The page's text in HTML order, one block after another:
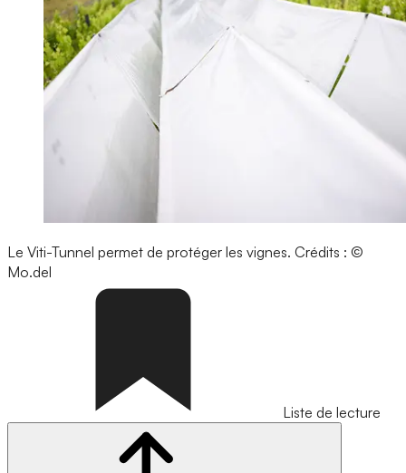
Le Viti-Tunnel permet de protéger les vignes. Crédits : ©
Mo.del
Liste de lecture